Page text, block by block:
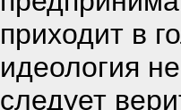
приходит в
идеология
следует